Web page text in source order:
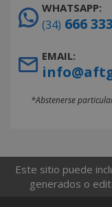
WHATSAPP:
(34) 666
EMAIL:
*Abstenerse
Este sitio puede
generados o